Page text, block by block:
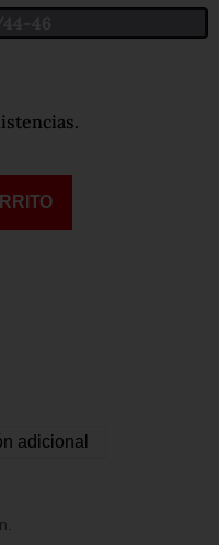
adicional